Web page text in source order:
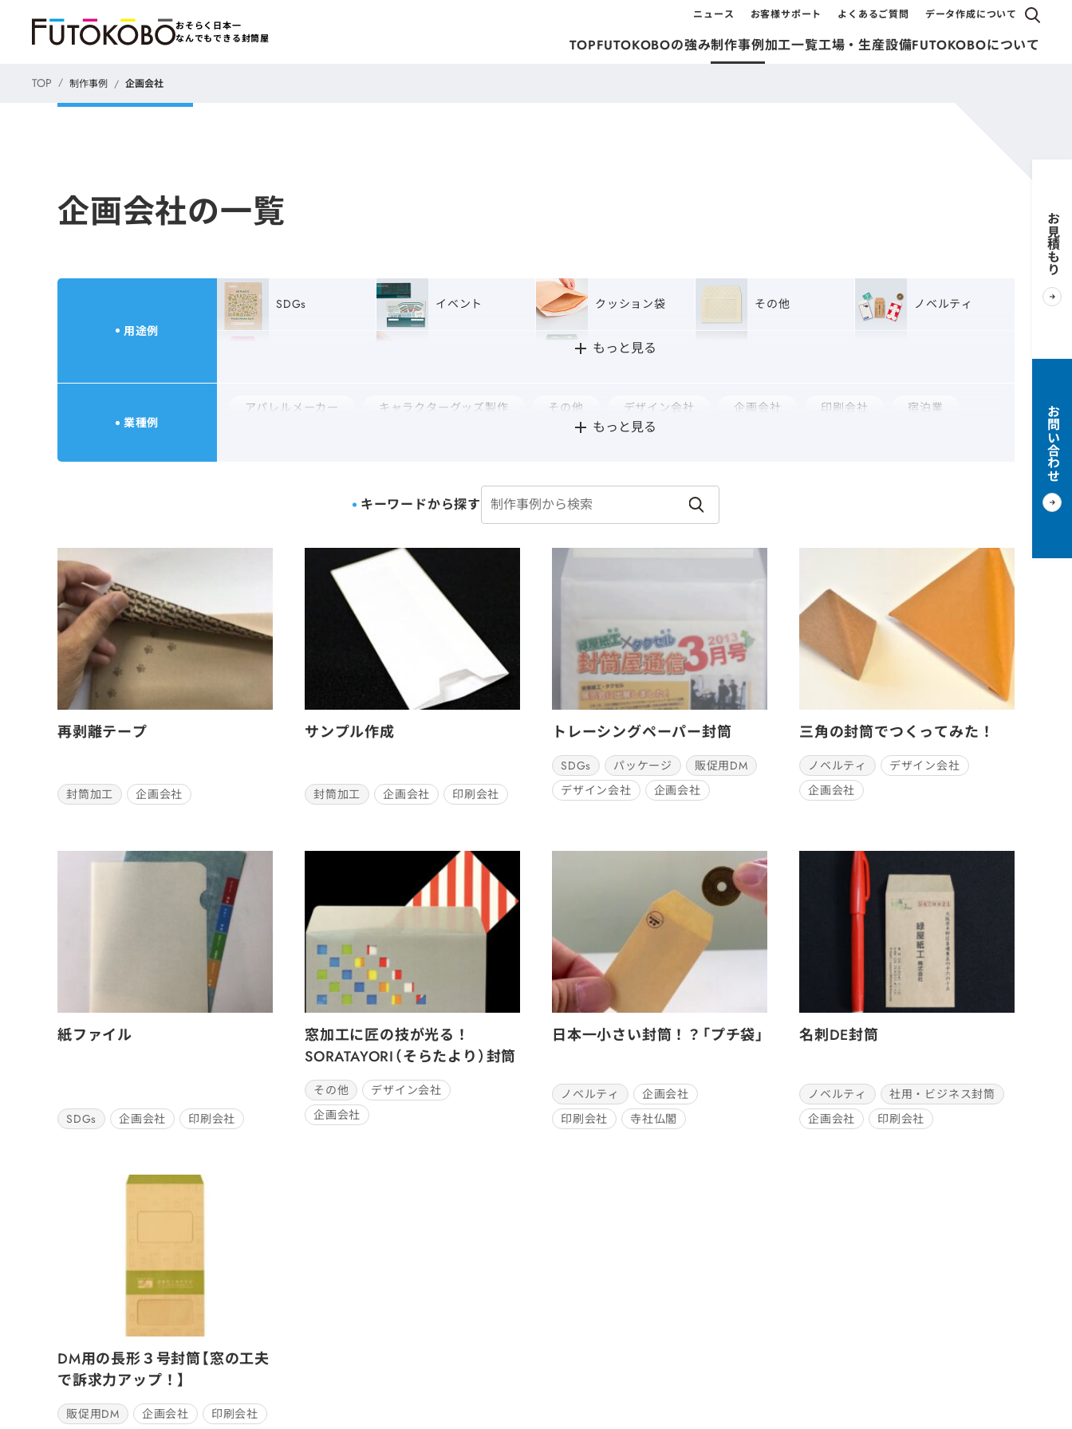
おそらく日本一
なんでもできる封筒屋
ニュース お客様サポート よくあるご質問 データ作成について
TOPFUTOKOBOの強み制作事例加工一覧工場・生産設備FUTOKOBOについて
TOP 制作事例 企画会社
企画会社の一覧
用途例
SDGs イベント クッション袋 その他 ノベルティ
社用・ビジネス
販促用DM 配送・郵送用
食品用パッケー
ジ
もっと見る
業種例
アパレルメーカー キャラクターグッズ製作 その他 デザイン会社 企画会社 印刷会社
宿泊業
種苗会社
もっと見る
キーワードから探す
再剥離テープ
封筒加工 企画会社
サンプル作成
封筒加工 企画会社 印刷会社
トレーシングペーパー封筒
SDGs パッケージ
販促用DM
デザイン会社
企画会社
三角の封筒でつくってみた！
ノベルティ
デザイン会社
企画会社
紙ファイル
SDGs 企画会社 印刷会社
窓加工に匠の技が光る！
SORATAYORI（そらたより）封筒
その他
デザイン会社
企画会社
日本一小さい封筒！？「プチ袋」
ノベルティ
企画会社
印刷会社
寺社仏閣
名刺DE封筒
ノベルティ
社用・ビジネス封筒
企画会社
印刷会社
DM用の長形３号封筒【窓の工夫
で訴求力アップ！】
販促用DM 企画会社 印刷会社
お見積もり
お問い合わせ